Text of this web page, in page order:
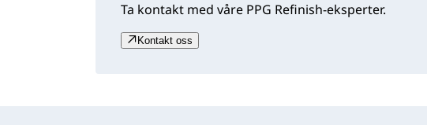
Ta kontakt med våre PPG Refinish-eksperter.
Kontakt oss